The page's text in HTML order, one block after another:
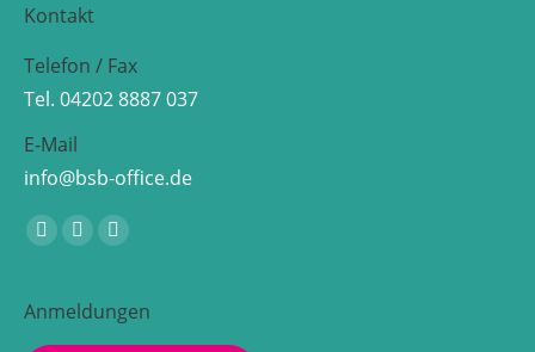
Kontakt
Telefon / Fax
Tel. 04202 8887 037
E-Mail
info@bsb-office.de
Finden Sie uns auf:
Facebook
opens
Linkedin
opens
Instagram
opens
Anmeldungen